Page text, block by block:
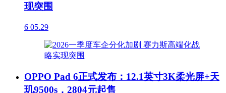
现突围
6 05.29
OPPO Pad 6正式发布：12.1英寸3K柔光屏+天
玑9500s，2804元起售